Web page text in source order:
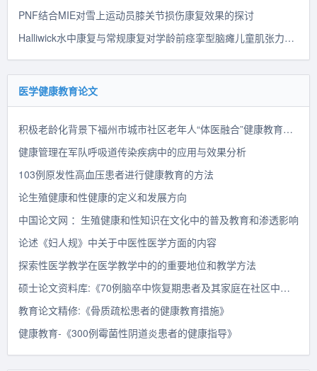
PNF结合MIE对雪上运动员膝关节损伤康复效果的探讨
Halliwick水中康复与常规康复对学龄前痉挛型脑瘫儿童肌张力、关节活动度及尖足步态的影响
医学健康教育论文
积极老龄化背景下福州市城市社区老年人“体医融合”健康教育模式探讨
健康管理在军队呼吸道传染疾病中的应用与效果分析
103例原发性高血压患者进行健康教育的方法
论生殖健康和性健康的定义和发展方向
中国论文网 ：生殖健康和性知识在文化中的普及教育和渗透影响
论述《妇人规》中关于中医性医学方面的内容
探索性医学教学在医学教学中的的重要地位和教学方法
硕士论文资料库:《70例脑卒中恢复期患者及其家庭在社区中所进行的健康教育》
教育论文精修:《骨质疏松患者的健康教育措施》
健康教育-《300例霉菌性阴道炎患者的健康指导》